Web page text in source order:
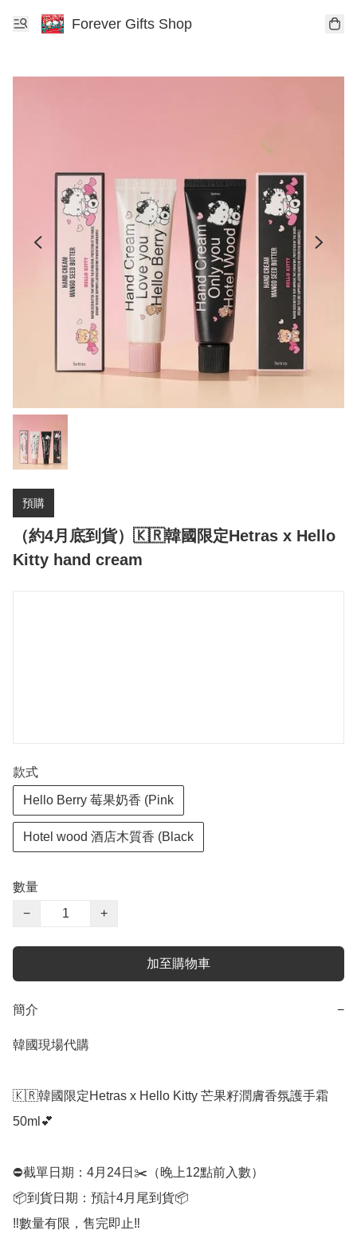
Forever Gifts Shop
預購
（約4月底到貨）🇰🇷韓國限定Hetras x Hello
Kitty hand cream
款式
Hello Berry 莓果奶香 (Pink
Hotel wood 酒店木質香 (Black
數量
−
+
加至購物車
簡介 −
韓國現場代購
🇰🇷韓國限定Hetras x Hello Kitty 芒果籽潤膚香氛護手霜
50ml💕
⛔️截單日期：4月24日✂️（晚上12點前入數）
📦到貨日期：預計4月尾到貨📦
‼️數量有限，售完即止‼️